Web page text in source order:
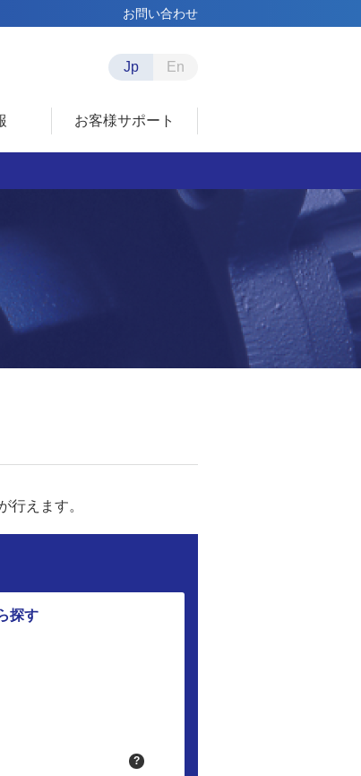
お問い合わせ
Jp En
お客様サポート
行えます。
探す
?